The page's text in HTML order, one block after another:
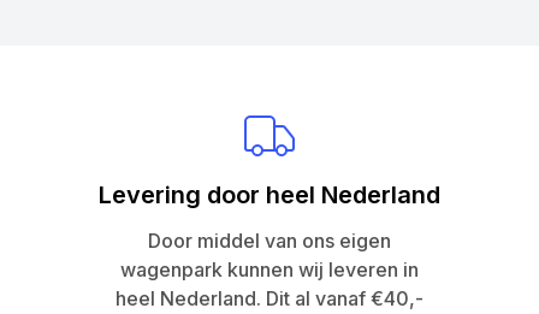
Levering door heel Nederland
Door middel van ons eigen
wagenpark kunnen wij leveren in
heel Nederland. Dit al vanaf €40,-